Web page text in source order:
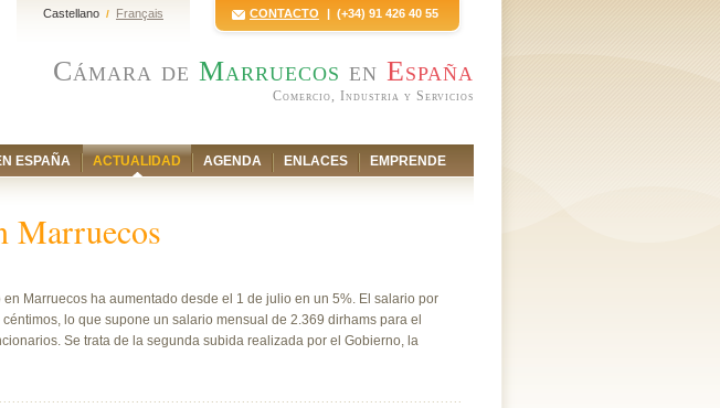
CONTACTO | (+34) 91 426 40 55
Castellano / Français
Cámara de Marruecos en España
Comercio, Industria y Servicios
ESPAÑA ACTUALIDAD AGENDA ENLACES EMPRENDE
Marruecos
Marruecos ha aumentado desde el 1 de julio en un 5%. El salario por
lo que supone un salario mensual de 2.369 dirhams para el
Se trata de la segunda subida realizada por el Gobierno, la